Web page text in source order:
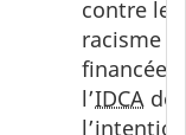
contre le
racisme
financées
l’IDCA
l’intention